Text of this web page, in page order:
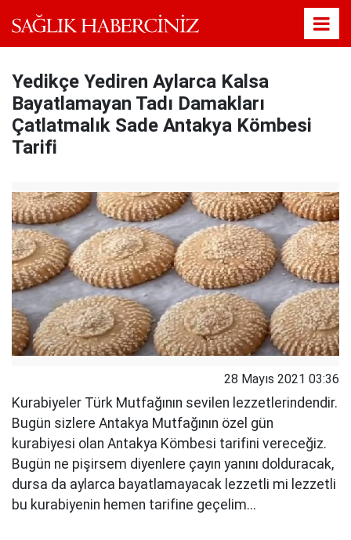
Yedikçe Yediren Aylarca Kalsa
Bayatlamayan Tadı Damakları
Çatlatmalık Sade Antakya Kömbesi
Tarifi
28 Mayıs 2021 03:36
Kurabiyeler Türk Mutfağının sevilen lezzetlerindendir.
Bugün sizlere Antakya Mutfağının özel gün
kurabiyesi olan Antakya Kömbesi tarifini vereceğiz.
Bugün ne pişirsem diyenlere çayın yanını dolduracak,
dursa da aylarca bayatlamayacak lezzetli mi lezzetli
bu kurabiyenin hemen tarifine geçelim...